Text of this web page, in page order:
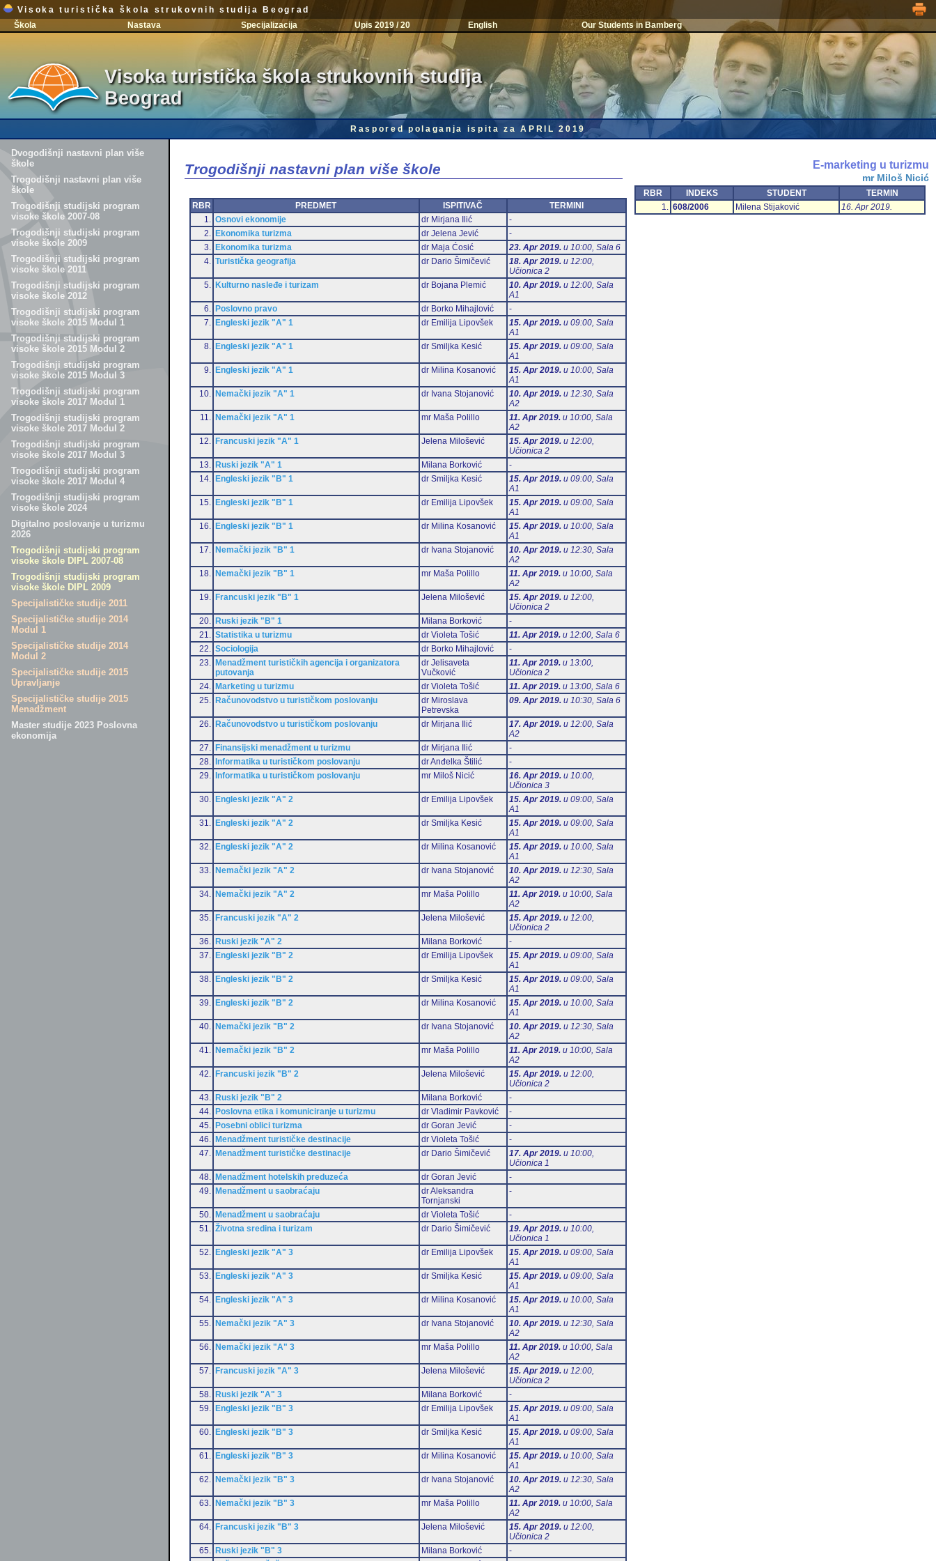
Visoka turistička škola strukovnih studija Beograd
Škola
Nastava Specijalizacija Upis 2019 / 20 English Our Students in Bamberg
Visoka turistička škola strukovnih studija
Beograd
Raspored polaganja ispita za APRIL 2019
Dvogodišnji nastavni plan više
škole
Trogodišnji nastavni plan više
škole
Trogodišnji studijski program
visoke škole 2007-08
Trogodišnji studijski program
visoke škole 2009
Trogodišnji studijski program
visoke škole 2011
Trogodišnji studijski program
visoke škole 2012
Trogodišnji studijski program
visoke škole 2015 Modul 1
Trogodišnji studijski program
visoke škole 2015 Modul 2
Trogodišnji studijski program
visoke škole 2015 Modul 3
Trogodišnji studijski program
visoke škole 2017 Modul 1
Trogodišnji studijski program
visoke škole 2017 Modul 2
Trogodišnji studijski program
visoke škole 2017 Modul 3
Trogodišnji studijski program
visoke škole 2017 Modul 4
Trogodišnji studijski program
visoke škole 2024
Digitalno poslovanje u turizmu
2026
Trogodišnji studijski program
visoke škole DIPL 2007-08
Trogodišnji studijski program
visoke škole DIPL 2009
Specijalističke studije 2011
Specijalističke studije 2014
Modul 1
Specijalističke studije 2014
Modul 2
Specijalističke studije 2015
Upravljanje
Specijalističke studije 2015
Menadžment
Master studije 2023 Poslovna
ekonomija
Trogodišnji nastavni plan više škole
RBR PREDMET ISPITIVAČ
TERMINI
1.
Osnovi ekonomije dr Mirjana Ilić
-
2.
Ekonomika turizma dr Jelena Jević
-
3.
Ekonomika turizma dr Maja Ćosić 23. Apr 2019.u 10:00, Sala 6
4.
Turistička geografija dr Dario Šimičević 18. Apr 2019.u 12:00,
Učionica 2
5.
Kulturno nasleđe i turizam dr Bojana Plemić 10. Apr 2019.u 12:00, Sala
А1
6.
Poslovno pravo dr Borko Mihajlović
-
7.
Engleski jezik "A" 1 dr Emilija Lipovšek 15. Apr 2019.u 09:00, Sala
А1
8.
Engleski jezik "A" 1 dr Smiljka Kesić 15. Apr 2019.u 09:00, Sala
А1
9.
Engleski jezik "A" 1 dr Milina Kosanović 15. Apr 2019.u 10:00, Sala
А1
10.
Nemački jezik "A" 1 dr Ivana Stojanović 10. Apr 2019.u 12:30, Sala
А2
11.
Nemački jezik "A" 1 mr Maša Polillo 11. Apr 2019.u 10:00, Sala
А2
12.
Francuski jezik "A" 1 Jelena Milošević 15. Apr 2019.u 12:00,
Učionica 2
13.
Ruski jezik "A" 1 Milana Borković
-
14.
Engleski jezik "B" 1 dr Smiljka Kesić 15. Apr 2019.u 09:00, Sala
А1
15.
Engleski jezik "B" 1 dr Emilija Lipovšek 15. Apr 2019.u 09:00, Sala
А1
16.
Engleski jezik "B" 1 dr Milina Kosanović 15. Apr 2019.u 10:00, Sala
А1
17.
Nemački jezik "B" 1 dr Ivana Stojanović 10. Apr 2019.u 12:30, Sala
А2
18.
Nemački jezik "B" 1 mr Maša Polillo 11. Apr 2019.u 10:00, Sala
А2
19.
Francuski jezik "B" 1 Jelena Milošević 15. Apr 2019.u 12:00,
Učionica 2
20.
Ruski jezik "B" 1 Milana Borković
-
21.
Statistika u turizmu dr Violeta Tošić 11. Apr 2019.u 12:00, Sala 6
22.
Sociologija dr Borko Mihajlović
-
23.
Menadžment turističkih agencija i organizatora
putovanja
dr Jelisaveta
Vučković
11. Apr 2019.u 13:00,
Učionica 2
24.
Marketing u turizmu dr Violeta Tošić 11. Apr 2019.u 13:00, Sala 6
25.
Računovodstvo u turističkom poslovanju
dr Miroslava
Petrevska
09. Apr 2019.u 10:30, Sala 6
26. Računovodstvo u turističkom poslovanju dr Mirjana Ilić 17. Apr 2019.u 12:00, Sala
А2
27.
Finansijski menadžment u turizmu dr Mirjana Ilić
-
28.
Informatika u turističkom poslovanju dr Anđelka Štilić
-
29.
Informatika u turističkom poslovanju mr Miloš Nicić 16. Apr 2019.u 10:00,
Učionica 3
30.
Engleski jezik "A" 2 dr Emilija Lipovšek 15. Apr 2019.u 09:00, Sala
А1
31.
Engleski jezik "A" 2 dr Smiljka Kesić 15. Apr 2019.u 09:00, Sala
А1
32.
Engleski jezik "A" 2 dr Milina Kosanović 15. Apr 2019.u 10:00, Sala
А1
33.
Nemački jezik "A" 2 dr Ivana Stojanović 10. Apr 2019.u 12:30, Sala
А2
34.
Nemački jezik "A" 2 mr Maša Polillo 11. Apr 2019.u 10:00, Sala
А2
35.
Francuski jezik "A" 2 Jelena Milošević 15. Apr 2019.u 12:00,
Učionica 2
36.
Ruski jezik "A" 2 Milana Borković
-
37.
Engleski jezik "B" 2 dr Emilija Lipovšek 15. Apr 2019.u 09:00, Sala
А1
38.
Engleski jezik "B" 2 dr Smiljka Kesić 15. Apr 2019.u 09:00, Sala
А1
39.
Engleski jezik "B" 2 dr Milina Kosanović 15. Apr 2019.u 10:00, Sala
А1
40.
Nemački jezik "B" 2 dr Ivana Stojanović 10. Apr 2019.u 12:30, Sala
А2
41.
Nemački jezik "B" 2 mr Maša Polillo 11. Apr 2019.u 10:00, Sala
А2
42.
Francuski jezik "B" 2 Jelena Milošević 15. Apr 2019.u 12:00,
Učionica 2
43.
Ruski jezik "B" 2 Milana Borković
-
44.
Poslovna etika i komuniciranje u turizmu dr Vladimir Pavković
-
45.
Posebni oblici turizma dr Goran Jević
-
46.
Menadžment turističke destinacije dr Violeta Tošić
-
47.
Menadžment turističke destinacije dr Dario Šimičević 17. Apr 2019.u 10:00,
Učionica 1
48.
Menadžment hotelskih preduzeća dr Goran Jević
-
49.
Menadžment u saobraćaju
dr Aleksandra
Tornjanski
-
50. Menadžment u saobraćaju dr Violeta Tošić
-
51.
Životna sredina i turizam dr Dario Šimičević 19. Apr 2019.u 10:00,
Učionica 1
52.
Engleski jezik "A" 3 dr Emilija Lipovšek 15. Apr 2019.u 09:00, Sala
А1
53.
Engleski jezik "A" 3 dr Smiljka Kesić 15. Apr 2019.u 09:00, Sala
А1
54.
Engleski jezik "A" 3 dr Milina Kosanović 15. Apr 2019.u 10:00, Sala
А1
55.
Nemački jezik "A" 3 dr Ivana Stojanović 10. Apr 2019.u 12:30, Sala
А2
56.
Nemački jezik "A" 3 mr Maša Polillo 11. Apr 2019.u 10:00, Sala
А2
57.
Francuski jezik "A" 3 Jelena Milošević 15. Apr 2019.u 12:00,
Učionica 2
58.
Ruski jezik "A" 3 Milana Borković
-
59.
Engleski jezik "B" 3 dr Emilija Lipovšek 15. Apr 2019.u 09:00, Sala
А1
60.
Engleski jezik "B" 3 dr Smiljka Kesić 15. Apr 2019.u 09:00, Sala
А1
61.
Engleski jezik "B" 3 dr Milina Kosanović 15. Apr 2019.u 10:00, Sala
А1
62.
Nemački jezik "B" 3 dr Ivana Stojanović 10. Apr 2019.u 12:30, Sala
А2
63.
Nemački jezik "B" 3 mr Maša Polillo 11. Apr 2019.u 10:00, Sala
А2
64.
Francuski jezik "B" 3 Jelena Milošević 15. Apr 2019.u 12:00,
Učionica 2
65.
Ruski jezik "B" 3 Milana Borković
-
E-marketing u turizmu
mr Miloš Nicić
RBR INDEKS STUDENT
TERMIN
1. 608/2006 Milena Stijaković 16. Apr 2019.